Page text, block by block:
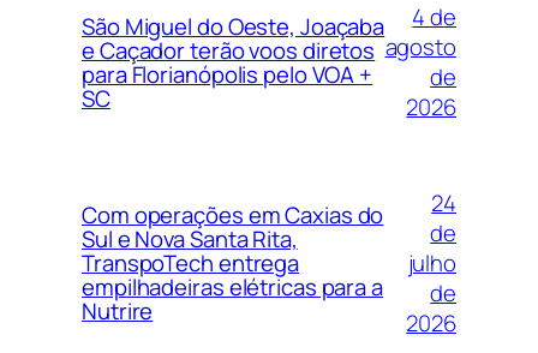
São Miguel do Oeste, Joaçaba
e Caçador terão voos diretos
para Florianópolis pelo VOA +
SC
4 de
agosto
de
2026
Com operações em Caxias do
Sul e Nova Santa Rita,
TranspoTech entrega
empilhadeiras elétricas para a
Nutrire
24
de
julho
de
2026